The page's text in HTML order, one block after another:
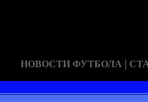
НОВОСТИ ФУТБОЛА |